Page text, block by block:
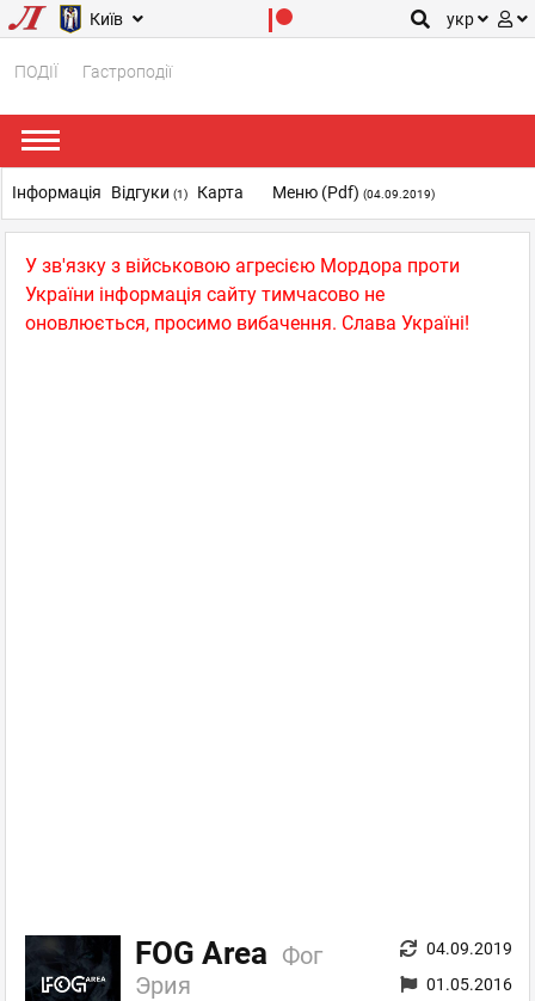
Київ укр
ПОДІЇ Гастроподії
У зв'язку з військовою агресією Мордора проти
України інформація сайту тимчасово не
оновлюється, просимо вибачення. Слава Україні!
FOG Area Фог
Эрия
04.09.2019
01.05.2016
Інформація Відгуки (1) Карта Меню (pdf) (04.09.2019)